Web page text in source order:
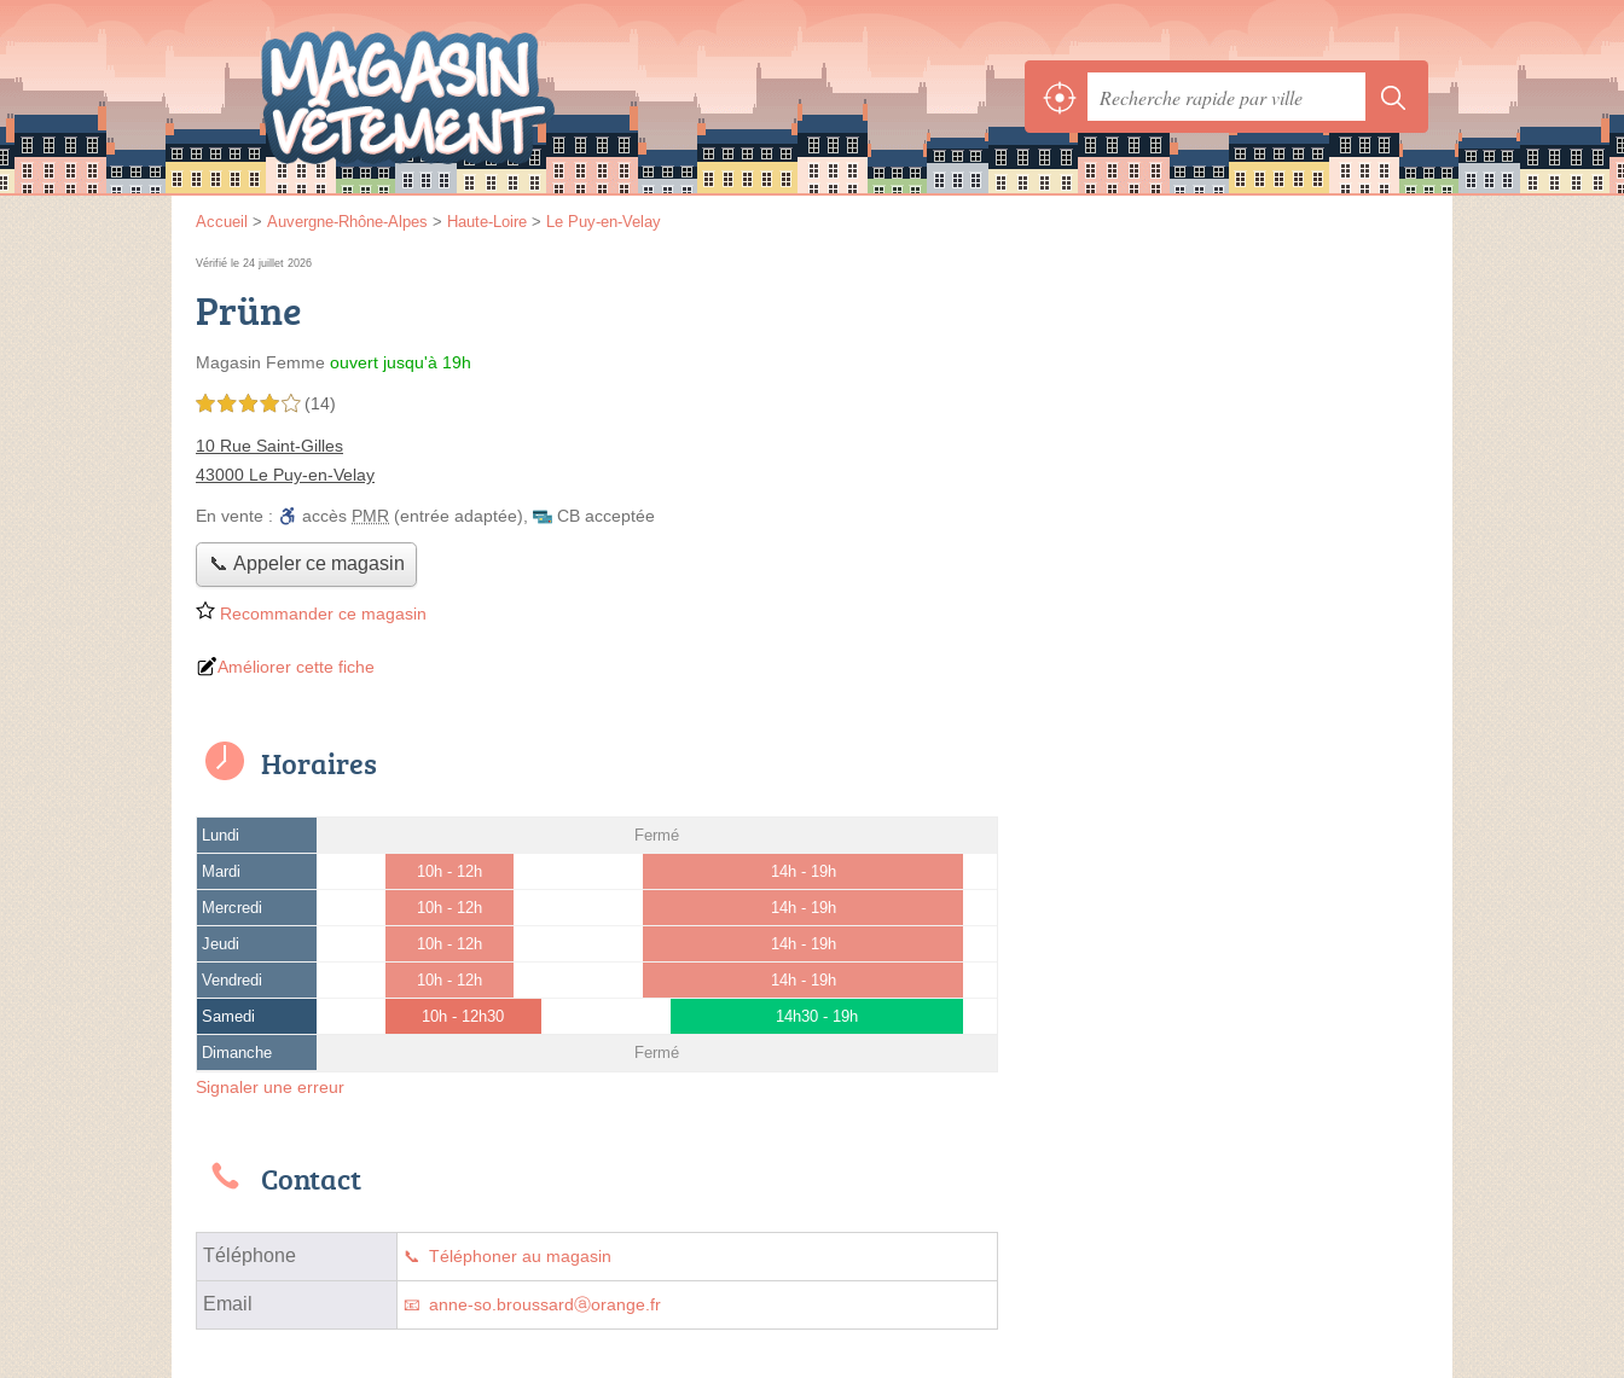
Accueil > Auvergne-Rhône-Alpes > Haute-Loire > Le Puy-en-Velay
Vérifié le 24 juillet 2026
Prüne
Magasin Femme ouvert jusqu'à 19h
4,0 étoiles sur 5 (14)
10 Rue Saint-Gilles
43000 Le Puy-en-Velay
En vente : accès PMR (entrée adaptée) CB acceptée
📞 Appeler ce magasin
Recommander ce magasin
Améliorer cette fiche
Horaires
Lundi Fermé
Mardi 10h - 12h 14h - 19h
Mercredi 10h - 12h 14h - 19h
Jeudi 10h - 12h 14h - 19h
Vendredi 10h - 12h 14h - 19h
Samedi 10h - 12h30 14h30 - 19h
Dimanche Fermé
Signaler une erreur
Contact
Téléphone Téléphoner au magasin
Email anne-so.broussardⓐorange.fr